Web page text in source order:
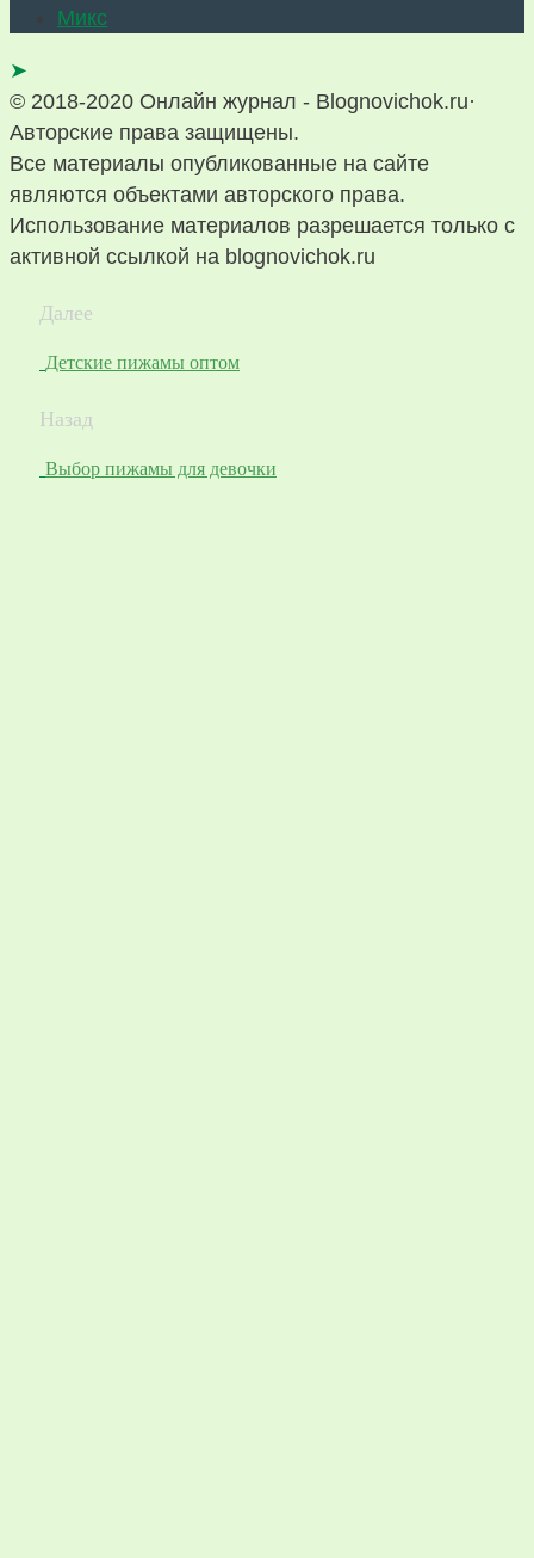
Микс
➤
© 2018-2020 Онлайн журнал - Blognovichok.ru·
Авторские права защищены.
Все материалы опубликованные на сайте
являются объектами авторского права.
Использование материалов разрешается только с
активной ссылкой на blognovichok.ru
Далее
Детские пижамы оптом
Назад
Выбор пижамы для девочки